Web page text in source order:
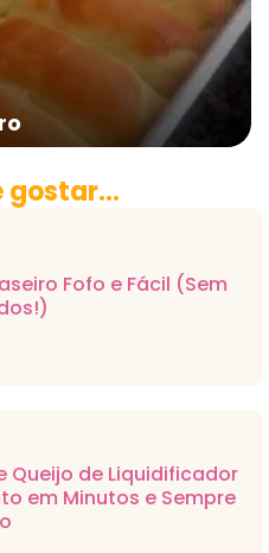
gostar...
Fofo e Fácil (Sem
Queijo de Liquidificador
em Minutos e Sempre